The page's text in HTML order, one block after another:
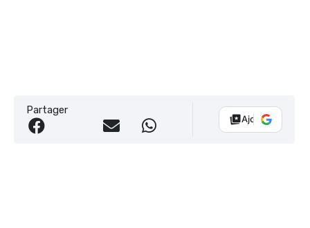
Partager
Ajouter Vélo